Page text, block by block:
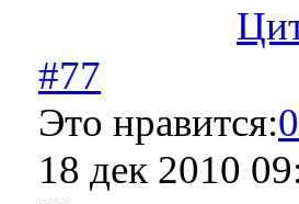
#77
Это нравится:0
18 дек 2010